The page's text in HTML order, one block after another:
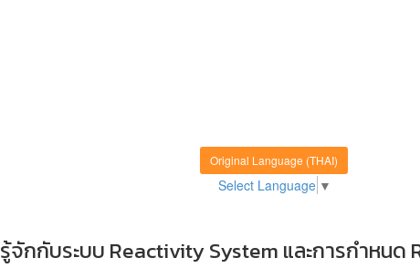
Original Language (THAI)
Select Language ▼
รู้จักกับระบบ Reactivity System และการกำหนด